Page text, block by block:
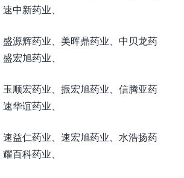
中新药业、
源辉药业、美晖鼎药业、中贝龙药
宏旭药业、
顺宏药业、振宏旭药业、信腾亚药
华谊药业、
益仁药业、速宏旭药业、水浩扬药
百科药业、